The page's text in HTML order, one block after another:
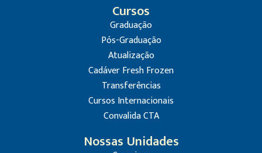
Cursos
Graduação
Pós-Graduação
Atualização
Cadáver Fresh Frozen
Transferências
Cursos Internacionais
Convalida CTA
Nossas Unidades